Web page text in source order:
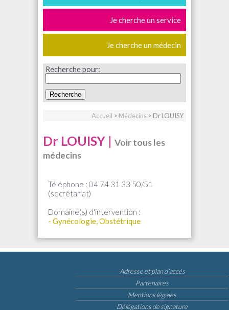
Je cherche un service
Je cherche un médecin
Recherche pour:
Accueil > Médecins > Dr LOUISY
Dr LOUISY | Voir tous les
médecins
Téléphone : 04 74 31 33 50/51
(secrétariat)
Domaine(s) d'intervention :
- Gynécologie, Obstétrique
Adresse et plan d’accès
Partenaires
Mentions légales
Délégations de signature